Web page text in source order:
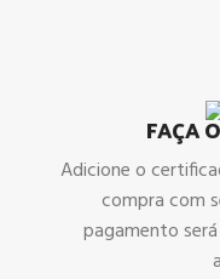
FAÇA
Adicione o
compra com
pagamento